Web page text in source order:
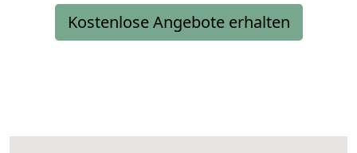
Kostenlose Angebote erhalten